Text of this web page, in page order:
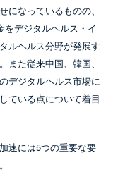
なっているものの、
デジタルヘルス・イ
ルヘルス分野が発展す
た従来中国、韓国、
デジタルヘルス市場に
ている点について着目
速には5つの重要な要